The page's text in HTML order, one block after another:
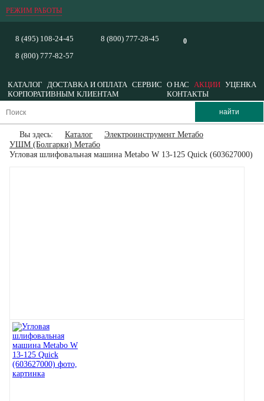
РЕЖИМ РАБОТЫ
0
8 (495) 108-24-45
8 (800) 777-82-57
8 (800) 777-28-45
КАТАЛОГ ДОСТАВКА И ОПЛАТА СЕРВИС О НАС АКЦИИ УЦЕНКА
КОРПОРАТИВНЫМ КЛИЕНТАМ
КОНТАКТЫ
Вы здесь: Каталог
Электроинструмент Метабо
УШМ (Болгарки) Метабо
Угловая шлифовальная машина Metabo W 13-125 Quick (603627000)